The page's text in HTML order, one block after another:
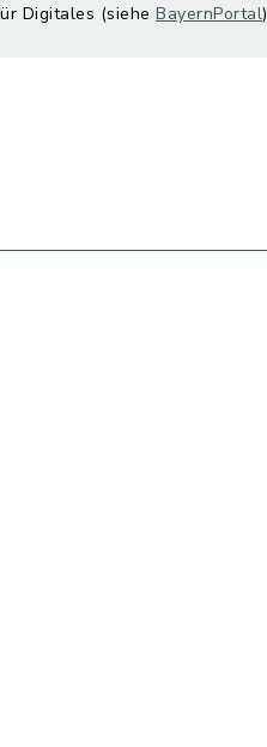
Digitales (siehe BayernPortal)